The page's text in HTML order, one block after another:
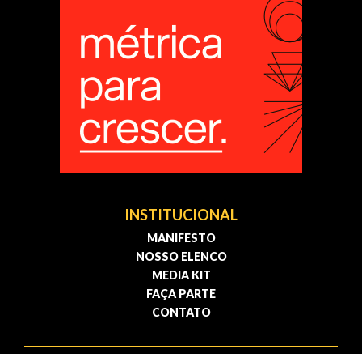
INSTITUCIONAL
MANIFESTO
NOSSO ELENCO
MEDIA KIT
FAÇA PARTE
CONTATO